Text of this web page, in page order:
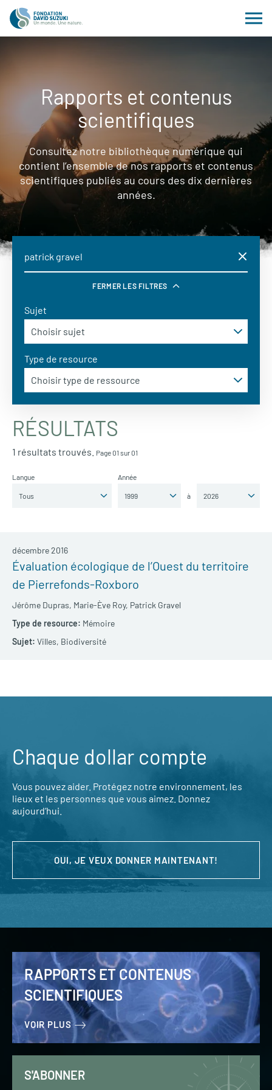
Rapports et contenus
scientifiques
Consultez notre bibliothèque numérique qui
contient l’ensemble de nos rapports et contenus
scientifiques publiés au cours des dix dernières
années.
FERMER LES FILTRES
Sujet
Type de resource
RÉSULTATS
1 résultats trouvés. Page 01 sur 01
Langue Année
à
Évaluation écologique de l’Ouest du territoire
de Pierrefonds-Roxboro
Jérôme Dupras, Marie-Ève Roy, Patrick Gravel
décembre 2016
Mémoire
Villes, Biodiversité
Chaque dollar compte
Vous pouvez aider. Protégez notre environnement, les
lieux et les personnes que vous aimez. Donnez
aujourd’hui.
OUI, JE VEUX DONNER MAINTENANT!
RAPPORTS ET CONTENUS
SCIENTIFIQUES
VOIR PLUS
S'ABONNER